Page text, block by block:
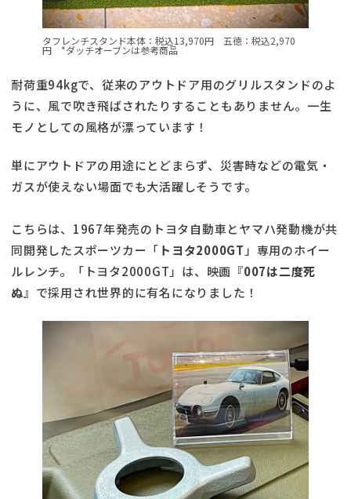
タフレンチスタンド本体：税込13,970円 五徳：税込2,970
円 *ダッチオーブンは参考商品
耐荷重94kgで、従来のアウトドア用のグリルスタンドのよ
うに、風で吹き飛ばされたりすることもありません。一生
モノとしての風格が漂っています！
単にアウトドアの用途にとどまらず、災害時などの電気・
ガスが使えない場面でも大活躍しそうです。
こちらは、1967年発売のトヨタ自動車とヤマハ発動機が共
同開発したスポーツカー「 トヨタ2000GT 」専用のホイー
ルレンチ。「トヨタ2000GT」は、映画『007は二度死
ぬ』で採用され世界的に有名になりました！